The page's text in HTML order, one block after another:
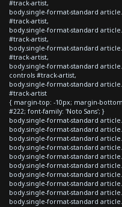
#track-artist,
body.single-format-standard
#track-artist,
body.single-format-standard
#track-artist,
body.single-format-standard
#track-artist,
body.single-format-standard
controls #track-artist,
body.single-format-standard
#track-artist
{ margin-top: -10px; margin-
#222; font-family: 'Noto Sans'; }
body.single-format-standard
body.single-format-standard
body.single-format-standard
body.single-format-standard
body.single-format-standard
body.single-format-standard
body.single-format-standard
body.single-format-standard
body.single-format-standard
body.single-format-standard